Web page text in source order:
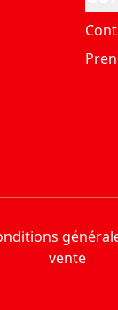
vente